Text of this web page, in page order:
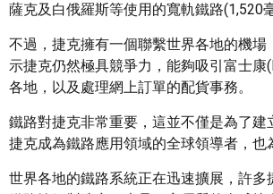
薩克及白俄羅斯等使用的寬軌鐵路(1,520
不過，捷克擁有一個聯繫世界各地的機
示捷克仍然極具競爭力，能夠吸引富士
各地，以及處理網上訂單的配貨事務。
鐵路對捷克非常重要，這並不僅是為了
捷克成為鐵路應用領域的全球領導者，也
世界各地的鐵路系統正在迅速擴展，許多